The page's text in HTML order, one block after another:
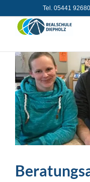
Inhalt
springen
Tel. 05441 92680